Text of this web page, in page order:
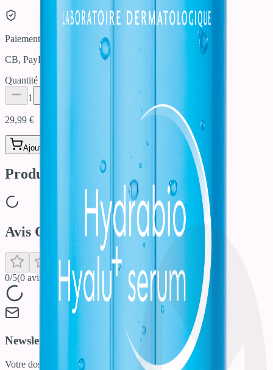
Paiement Sécurisé
CB, PayPal, Apple Pay
Quantité
1
29,99 €
Ajouter
Produits similaires
Avis Clients
0/5(0 avis)
Newsletter
Votre dose quotidienne de bien-être !